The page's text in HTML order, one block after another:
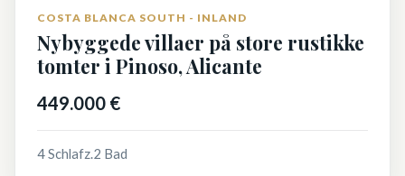
COSTA BLANCA SOUTH - INLAND
Nybyggede villaer på store rustikke
tomter i Pinoso, Alicante
449.000 €
4 Schlafz.2 Bad